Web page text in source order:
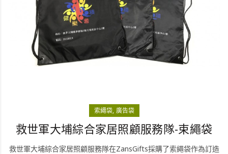
索繩袋 廣告袋
救世軍大埔綜合家居照顧服務隊-束繩袋
救世軍大埔綜合家居照顧服務隊在ZansGifts採購了索繩袋作為訂造